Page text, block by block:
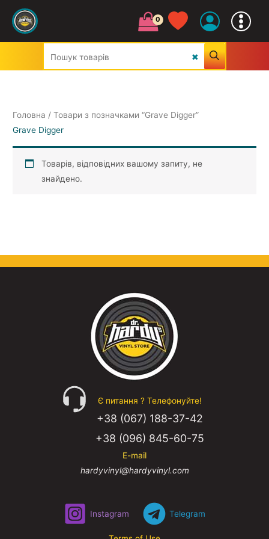
Головна / Товари з позначками “Grave Digger”
Grave Digger
Товарів, відповідних вашому запиту, не
знайдено.
Є питання ? Телефонуйте!
+38 (067) 188-37-42
+38 (096) 845-60-75
E-mail
hardyvinyl@hardyvinyl.com
Instagram Telegram
УСІ ЖАНРИ
POP
REGGAE
ROCK
SOUNDTRACK
COMPILATION